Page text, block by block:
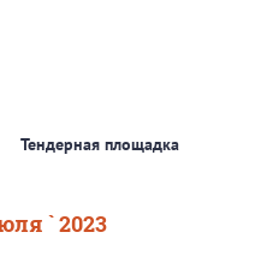
Тендерная площадка
` 2023